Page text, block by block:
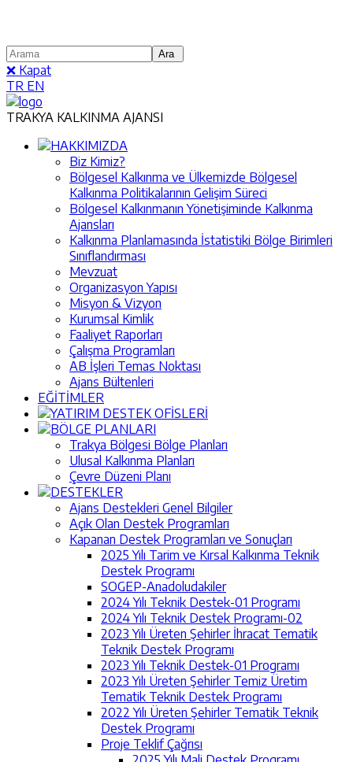
❌ Kapat
TR EN
TRAKYA KALKINMA AJANSI
HAKKIMIZDA
Biz Kimiz?
Bölgesel Kalkınma ve Ülkemizde Bölgesel
Kalkınma Politikalarının Gelişim Süreci
Bölgesel Kalkınmanın Yönetişiminde Kalkınma
Ajansları
Kalkınma Planlamasında İstatistiki Bölge Birimleri
Sınıflandırması
Mevzuat
Organizasyon Yapısı
Misyon & Vizyon
Kurumsal Kimlik
Faaliyet Raporları
Çalışma Programları
AB İşleri Temas Noktası
Ajans Bültenleri
EĞİTİMLER
YATIRIM DESTEK OFİSLERİ
BÖLGE PLANLARI
Trakya Bölgesi Bölge Planları
Ulusal Kalkınma Planları
Çevre Düzeni Planı
DESTEKLER
Ajans Destekleri Genel Bilgiler
Açık Olan Destek Programları
Kapanan Destek Programları ve Sonuçları
2025 Yılı Tarim ve Kırsal Kalkınma Teknik
Destek Programı
SOGEP-Anadoludakiler
2024 Yılı Teknik Destek-01 Programı
2024 Yılı Teknik Destek Programı-02
2023 Yılı Üreten Şehirler İhracat Tematik
Teknik Destek Programı
2023 Yılı Teknik Destek-01 Programı
2023 Yılı Üreten Şehirler Temiz Üretim
Tematik Teknik Destek Programı
2022 Yılı Üreten Şehirler Tematik Teknik
Destek Programı
Proje Teklif Çağrısı